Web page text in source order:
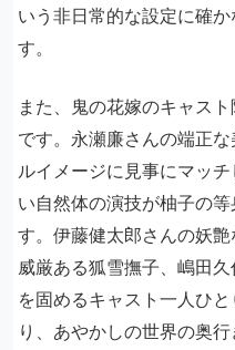
いう非日常的な設定に確
す。
また、鬼の花嫁のキャス
です。永瀬廉さんの端正
ルイメージに見事にマッ
い自然体の演技が柚子の
す。伊藤健太郎さんの妖
威厳ある狐雪撫子、嶋田
を固めるキャスト一人ひ
り、あやかしの世界の奥